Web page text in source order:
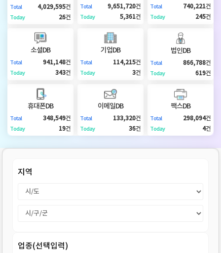
합
털
인
DB
인
휴
지역
업종(선택입력)
Total 4,029,595건
Today 26건
Total 9,651,720건
Today 5,361건
Total 740,221건
Today 245건
소셜DB
Total 941,148건
Today 343건
기업DB
Total 114,215건
Today 3건
법인DB
Total 866,788건
Today 619건
휴대폰DB
Total 348,549건
Today 19건
이메일DB
Total 133,320건
Today 36건
팩스DB
Total 298,094건
Today 4건